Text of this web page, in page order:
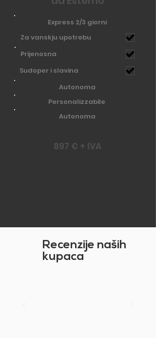
Express 2/3 giorni
Za vanskju upotrebu
Prijenosna
Sudoper i slavina
Autonoma
Personalizzabile
Autonoma
897 € + IVA
Recenzije naših
kupaca